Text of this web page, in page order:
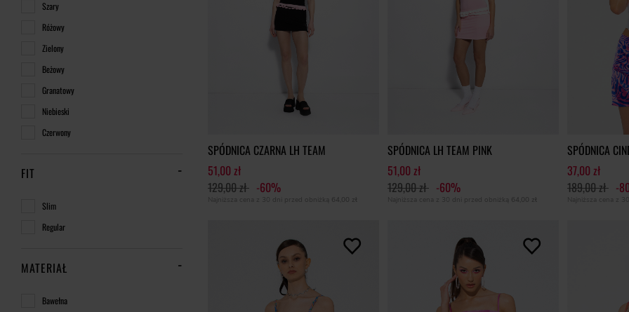
Szary
Różowy
Zielony
Beżowy
Granatowy
Niebieski
Czerwony
FIT
Slim
Regular
MATERIAŁ
Bawełna
SPÓDNICA CZARNA LH TEAM
51,00 zł
129,00 zł -60%
Najniższa cena z 30 dni przed obniżką 64,00 zł
SPÓDNICA LH TEAM PINK
51,00 zł
129,00 zł -60%
Najniższa cena z 30 dni przed obniżką 64,00 zł
SPÓDNICA
37,00 zł
189,00 zł -
Najniższa cena z